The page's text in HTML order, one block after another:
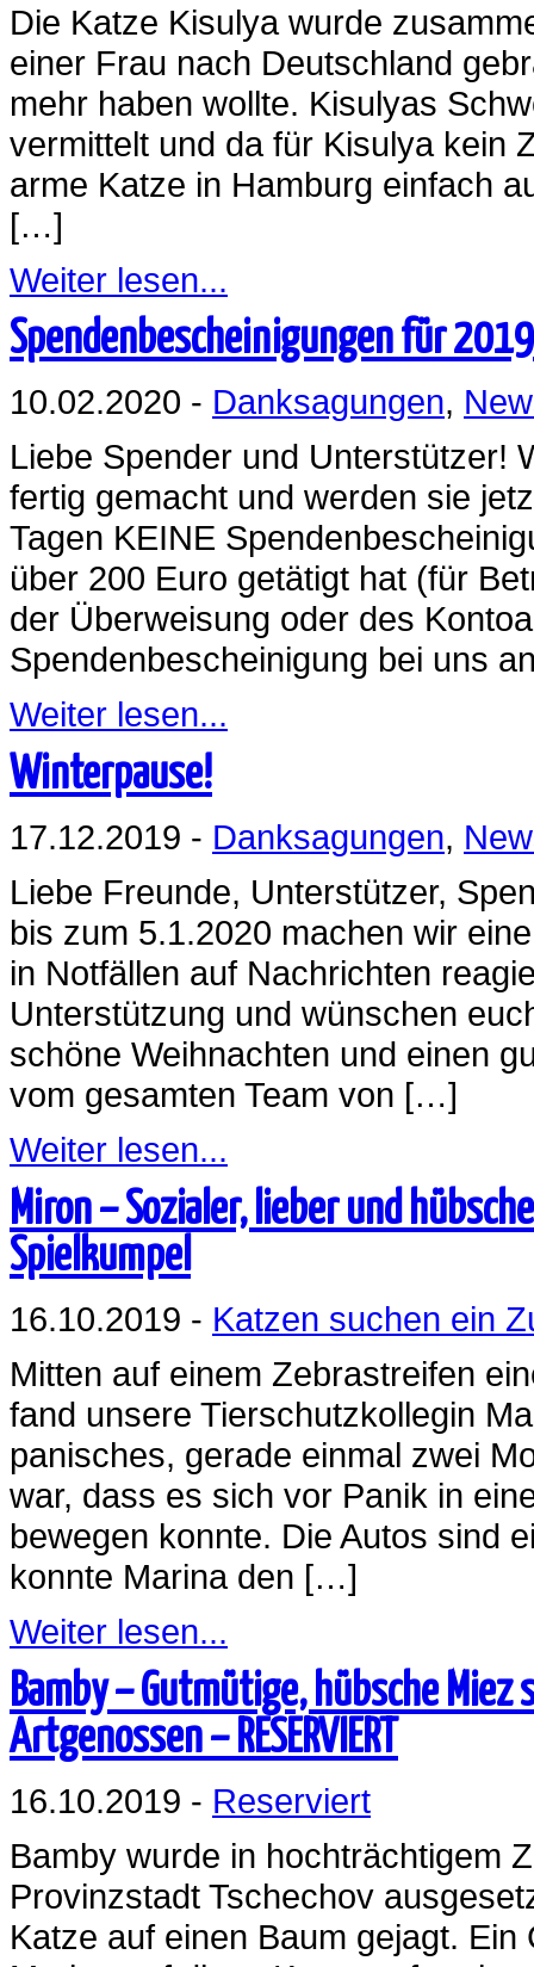
Die Katze Kisulya wurde
einer Frau nach Deutschland
mehr haben wollte. Kisulyas
vermittelt und da für Kisulya kein
arme Katze in Hamburg einfach
[…]
Weiter lesen...
Spendenbescheinigungen für
10.02.2020 - Danksagungen,
Liebe Spender und Unterstützer!
fertig gemacht und werden sie
Tagen KEINE
über 200 Euro getätigt hat (für
der Überweisung oder des
Spendenbescheinigung bei uns
Weiter lesen...
Winterpause!
17.12.2019 - Danksagungen,
Liebe Freunde, Unterstützer,
bis zum 5.1.2020 machen wir
in Notfällen auf Nachrichten
Unterstützung und wünschen
schöne Weihnachten und einen
vom gesamten Team von […]
Weiter lesen...
Miron – Sozialer, lieber und
Spielkumpel
16.10.2019 - Katzen suchen ein
Mitten auf einem Zebrastreifen
fand unsere Tierschutzkollegin
panisches, gerade einmal zwei
war, dass es sich vor Panik in
bewegen konnte. Die Autos sind
konnte Marina den […]
Weiter lesen...
Bamby – Gutmütige, hübsche
Artgenossen – RESERVIERT
16.10.2019 - Reserviert
Bamby wurde in hochträchtigem
Provinzstadt Tschechov
Katze auf einen Baum gejagt.